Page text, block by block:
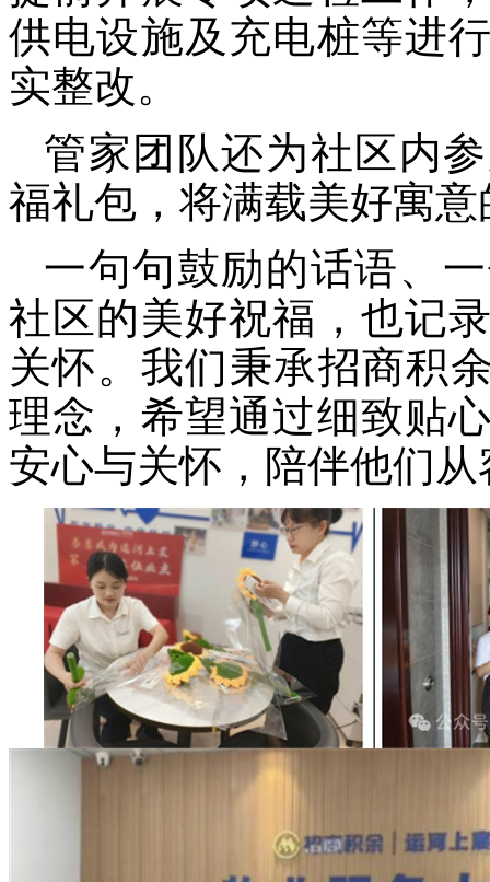
供电设施及充电桩等进
实整改。
管家团队还为社区内
福礼包，将满载美好寓
一句句鼓励的话语、
社区的美好祝福，也记
关怀。我们秉承招商积
理念，希望通过细致贴
安心与关怀，陪伴他们